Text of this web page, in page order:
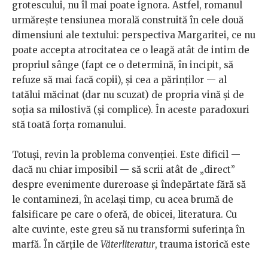
grotescului, nu îl mai poate ignora. Astfel, romanul
urmărește tensiunea morală construită în cele două
dimensiuni ale textului: perspectiva Margaritei, ce nu
poate accepta atrocitatea ce o leagă atât de intim de
propriul sânge (fapt ce o determină, în incipit, să
refuze să mai facă copii), și cea a părinților — al
tatălui măcinat (dar nu scuzat) de propria vină și de
soția sa milostivă (și complice). În aceste paradoxuri
stă toată forța romanului.
Totuși, revin la problema convenției. Este dificil —
dacă nu chiar imposibil — să scrii atât de „direct”
despre evenimente dureroase și îndepărtate fără să
le contaminezi, în același timp, cu acea brumă de
falsificare pe care o oferă, de obicei, literatura. Cu
alte cuvinte, este greu să nu transformi suferința în
marfă. În cărțile de Väterliteratur, trauma istorică este